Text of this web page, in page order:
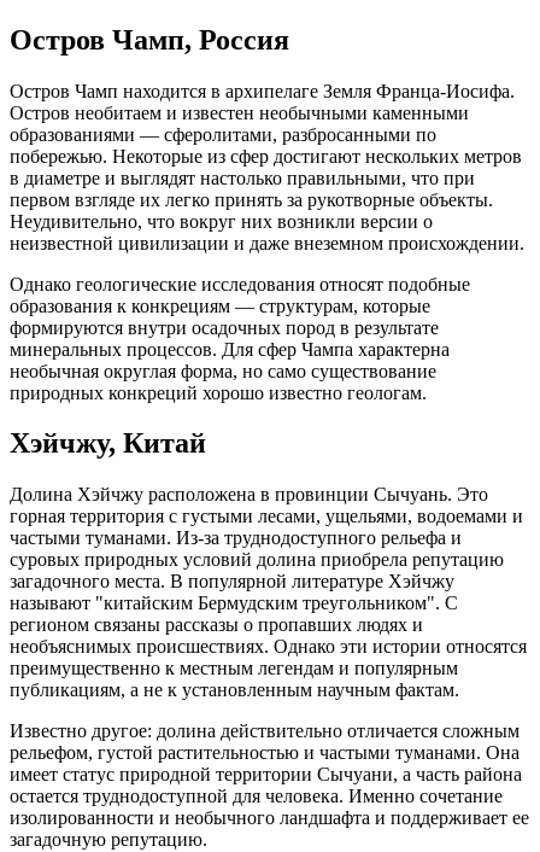
Остров Чамп, Россия
Остров Чамп находится в архипелаге Земля Франца-Иосифа.
Остров необитаем и известен необычными каменными
образованиями — сферолитами, разбросанными по
побережью. Некоторые из сфер достигают нескольких метров
в диаметре и выглядят настолько правильными, что при
первом взгляде их легко принять за рукотворные объекты.
Неудивительно, что вокруг них возникли версии о
неизвестной цивилизации и даже внеземном происхождении.
Однако геологические исследования относят подобные
образования к конкрециям — структурам, которые
формируются внутри осадочных пород в результате
минеральных процессов. Для сфер Чампа характерна
необычная округлая форма, но само существование
природных конкреций хорошо известно геологам.
Хэйчжу, Китай
Долина Хэйчжу расположена в провинции Сычуань. Это
горная территория с густыми лесами, ущельями, водоемами и
частыми туманами. Из-за труднодоступного рельефа и
суровых природных условий долина приобрела репутацию
загадочного места. В популярной литературе Хэйчжу
называют "китайским Бермудским треугольником". С
регионом связаны рассказы о пропавших людях и
необъяснимых происшествиях. Однако эти истории относятся
преимущественно к местным легендам и популярным
публикациям, а не к установленным научным фактам.
Известно другое: долина действительно отличается сложным
рельефом, густой растительностью и частыми туманами. Она
имеет статус природной территории Сычуани, а часть района
остается труднодоступной для человека. Именно сочетание
изолированности и необычного ландшафта и поддерживает ее
загадочную репутацию.